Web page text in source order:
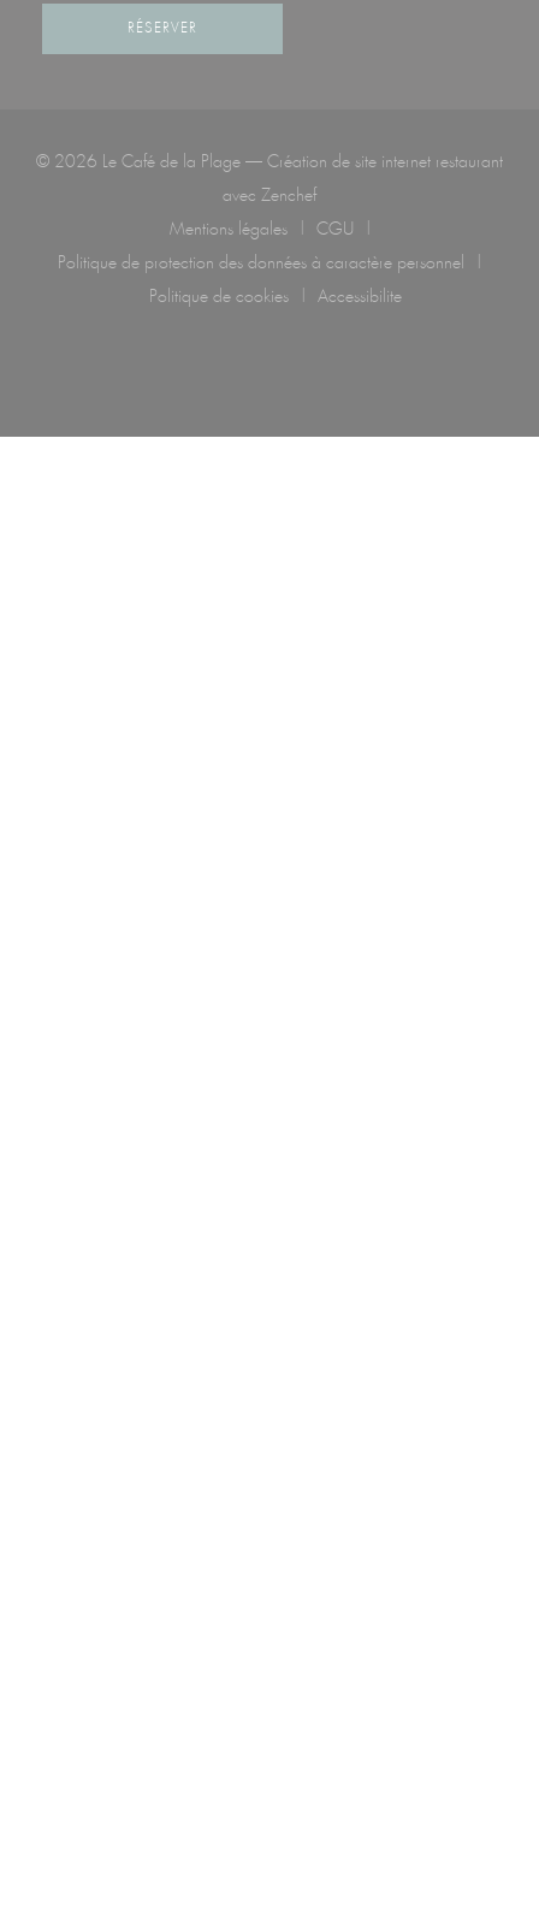
RÉSERVER
© 2026 Le Café de la Plage — Création de site internet restaurant
avec Zenchef((ouvre une nouvelle fenêtre))
Mentions légales
((ouvre une nouvelle fenêtre))
CGU
Politique de protection des données à caractère personnel
((ouvre une nouvelle fenêtre))
Politique de cookies
Accessibilite